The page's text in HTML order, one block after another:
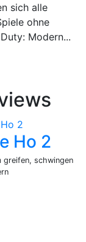
sich alle
ohne
Modern...
Ho 2
greifen, schwingen